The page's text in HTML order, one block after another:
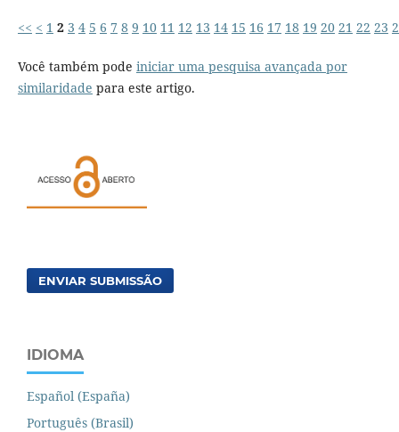
<< < 1 2 3 4 5 6 7 8 9 10 11 12 13 14 15 16 17 18 19 20 21 22 23
Você também pode iniciar uma pesquisa avançada por
similaridade para este artigo.
ENVIAR SUBMISSÃO
IDIOMA
Español (España)
Português (Brasil)